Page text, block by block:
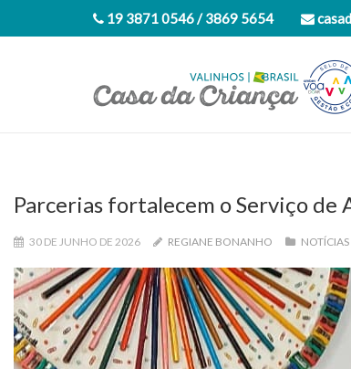
19 3871 0546 / 3869 5654
Parcerias fortalecem o Serviço
30 DE JUNHO DE 2026 REGIANE BONANHO NOTÍCIAS